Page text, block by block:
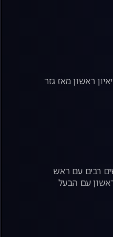
ראשון מאז גזר
רבים עם ראש
עם הבעל